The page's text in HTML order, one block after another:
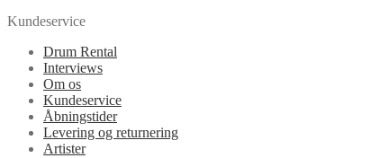
Kundeservice
Drum Rental
Interviews
Om os
Kundeservice
Åbningstider
Levering og returnering
Artister